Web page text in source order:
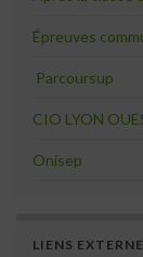
Épreuves
Parcoursup
CIO LYON
Onisep
LIENS